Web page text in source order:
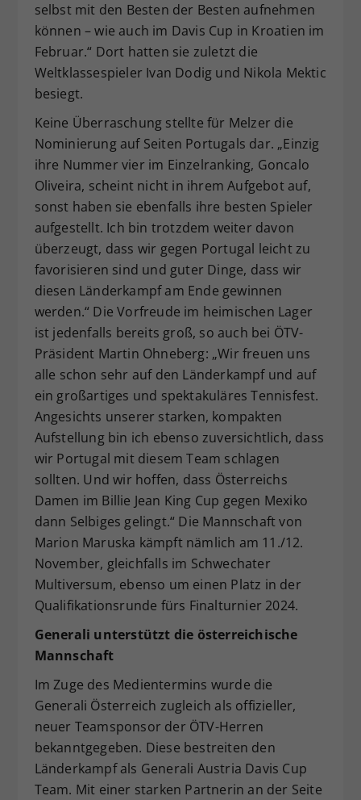
selbst mit den Besten der Besten aufnehmen
können – wie auch im Davis Cup in Kroatien im
Februar.“ Dort hatten sie zuletzt die
Weltklassespieler Ivan Dodig und Nikola Mektic
besiegt.
Keine Überraschung stellte für Melzer die
Nominierung auf Seiten Portugals dar. „Einzig
ihre Nummer vier im Einzelranking, Goncalo
Oliveira, scheint nicht in ihrem Aufgebot auf,
sonst haben sie ebenfalls ihre besten Spieler
aufgestellt. Ich bin trotzdem weiter davon
überzeugt, dass wir gegen Portugal leicht zu
favorisieren sind und guter Dinge, dass wir
diesen Länderkampf am Ende gewinnen
werden.“ Die Vorfreude im heimischen Lager
ist jedenfalls bereits groß, so auch bei ÖTV-
Präsident Martin Ohneberg: „Wir freuen uns
alle schon sehr auf den Länderkampf und auf
ein großartiges und spektakuläres Tennisfest.
Angesichts unserer starken, kompakten
Aufstellung bin ich ebenso zuversichtlich, dass
wir Portugal mit diesem Team schlagen
sollten. Und wir hoffen, dass Österreichs
Damen im Billie Jean King Cup gegen Mexiko
dann Selbiges gelingt.“ Die Mannschaft von
Marion Maruska kämpft nämlich am 11./12.
November, gleichfalls im Schwechater
Multiversum, ebenso um einen Platz in der
Qualifikationsrunde fürs Finalturnier 2024.
Generali unterstützt die österreichische
Mannschaft
Im Zuge des Medientermins wurde die
Generali Österreich zugleich als offizieller,
neuer Teamsponsor der ÖTV-Herren
bekanntgegeben. Diese bestreiten den
Länderkampf als Generali Austria Davis Cup
Team. Mit einer starken Partnerin an der Seite